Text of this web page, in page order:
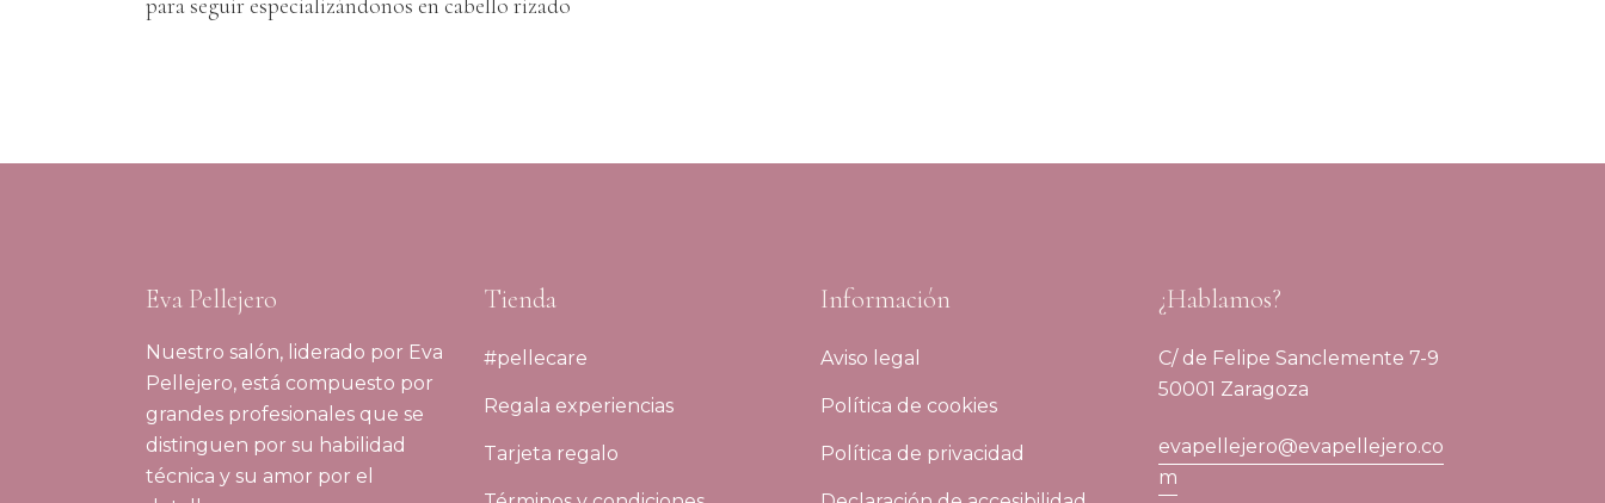
para seguir especializándonos en cabello rizado
Eva Pellejero
Nuestro salón, liderado por Eva
Pellejero, está compuesto por
grandes profesionales que se
distinguen por su habilidad
técnica y su amor por el
Tienda
#pellecare
Regala experiencias
Tarjeta regalo
Información
Aviso legal
Política de cookies
Política de privacidad
¿Hablamos?
C/ de Felipe Sanclemente 7-9
50001 Zaragoza
evapellejero@evapellejero.co
m